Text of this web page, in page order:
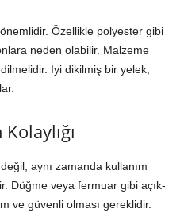
Özellikle polyester gibi
neden olabilir. Malzeme
İyi dikilmiş bir yelek,
aynı zamanda kullanım
Düğme veya fermuar gibi açık-
ve güvenli olması gereklidir.